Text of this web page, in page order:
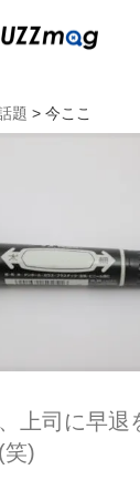
題 > 今ここ
上司に早退
笑)